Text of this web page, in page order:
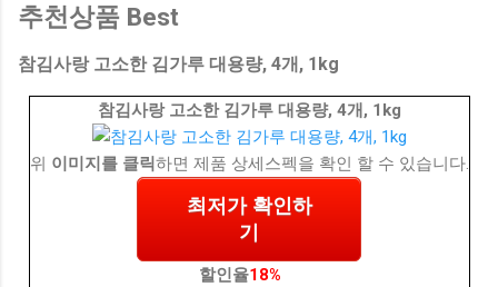
추천상품 Best
참김사랑 고소한 김가루 대용량, 4개, 1kg
참김사랑 고소한 김가루 대용량, 4개, 1kg
위 이미지를 클릭하면 제품 상세스펙을 확인 할 수 있습니다.
최저가 확인하
기
할인율18%